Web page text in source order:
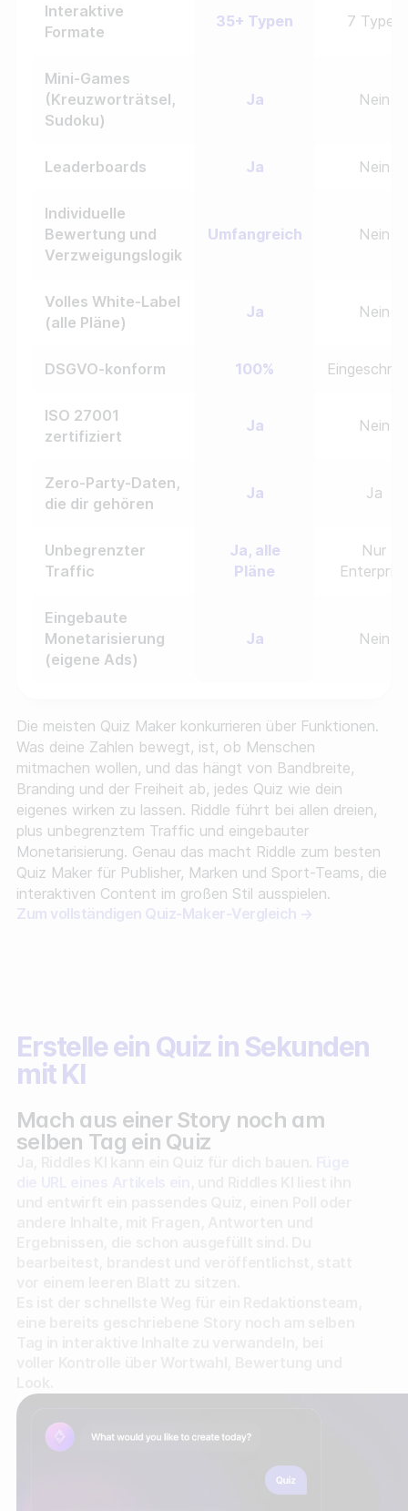
Interaktive
Formate
35+ Typen 7 Typen
Mini-Games
(Kreuzworträtsel,
Sudoku)
Ja Nein
Leaderboards Ja Nein
Individuelle
Bewertung und
Verzweigungslogik
Umfangreich Nein
Volles White-Label
(alle Pläne)
Ja Nein
DSGVO-konform 100%
ISO 27001
zertifiziert
Ja Nein
Zero-Party-Daten,
die dir gehören
Ja Ja
Unbegrenzter
Traffic
Ja, alle
Pläne
Nur
Enterprise
Eingebaute
Monetarisierung
(eigene Ads)
Ja Nein
Die meisten Quiz Maker konkurrieren über Funktionen.
Was deine Zahlen bewegt, ist, ob Menschen
mitmachen wollen, und das hängt von Bandbreite,
Branding und der Freiheit ab, jedes Quiz wie dein
eigenes wirken zu lassen. Riddle führt bei allen dreien,
plus unbegrenztem Traffic und eingebauter
Monetarisierung. Genau das macht Riddle zum besten
Quiz Maker für Publisher, Marken und Sport-Teams, die
interaktiven Content im großen Stil ausspielen.
Zum vollständigen Quiz-Maker-Vergleich →
Erstelle ein Quiz in Sekunden
mit KI
Mach aus einer Story noch am
selben Tag ein Quiz